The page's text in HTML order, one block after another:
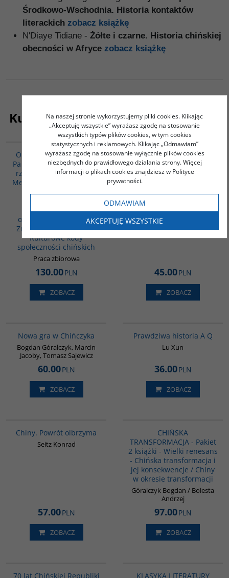
Środkowo-Wschodnia. Historia kontaktów
literackich zobacz książkę
N'Diaye Tidiane - Żółte i czarne. Historia chińskiej
obecności w Afryce zobacz książkę
Kupujący ten produkt kupili także:
PAG1103
OCZAMI CHIŃCZYKÓW -
Pakiet 3 książki - O sztuce
rządzenia według Mozi,
Mengzi, Xunzi, Han Feizi /
Węzły duszy.
współczesnych
opowiadań chińskich /
Zrozumieć Chińczyków.
Kulturowe kody
społeczności chińskich
Praca zbiorowa
130.00PLN
ZOBACZ
Czego chcą Chiny?
Godement Francois
45.00PLN
ZOBACZ
Nowa gra w Chińczyka
Bogdan Góralczyk, Marcin
Jacoby, Tomasz Sajewicz
60.00PLN
ZOBACZ
Prawdziwa historia A Q
Lu Xun
36.00PLN
ZOBACZ
Chiny. Powrót olbrzyma
Seitz Konrad
57.00PLN
ZOBACZ
CHIŃSKA
TRANSFORMACJA - Pakiet
2 książki - Wielki renesans
- Chińska transformacja i
jej konsekwencje / Chiny
w okresie transformacji
Góralczyk Bogdan / Bolesta
Andrzej
97.00PLN
ZOBACZ
70 lat Chińskiej Republiki
KLASYKA LITERATURY
Na naszej stronie wykorzystujemy pliki cookies. Klikając
„Akceptuję wszystkie” wyrażasz zgodę na stosowanie
wszystkich typów plików cookies, w tym cookies
statystycznych i reklamowych. Klikając „Odmawiam”
wyrażasz zgodę na stosowanie wyłącznie plików cookies
niezbędnych do prawidłowego działania strony. Więcej
informacji o plikach cookies znajdziesz w Polityce
prywatności.
ODMAWIAM
AKCEPTUJĘ WSZYSTKIE